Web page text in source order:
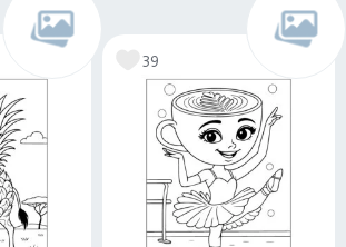
39